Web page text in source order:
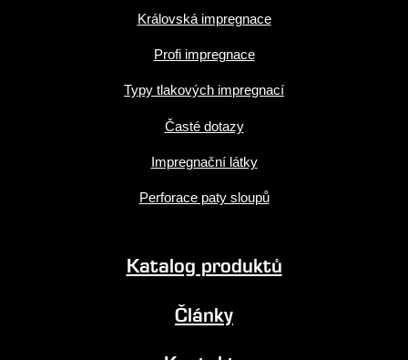
Královská impregnace
Profi impregnace
Typy tlakových impregnací
Časté dotazy
Impregnační látky
Perforace paty sloupů
Katalog produktů
Články